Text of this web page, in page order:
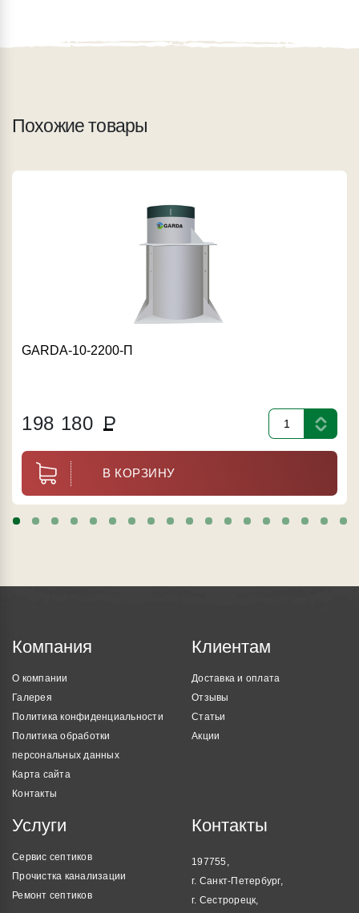
Похожие товары
GARDA-10-2200-П
198 180 Р
В КОРЗИНУ
Компания
О компании
Галерея
Политика конфиденциальности
Политика обработки
персональных данных
Карта сайта
Контакты
Клиентам
Доставка и оплата
Отзывы
Статьи
Акции
Услуги
Сервис септиков
Прочистка канализации
Ремонт септиков
Контакты
197755,
г. Санкт-Петербург,
г. Сестрорецк,